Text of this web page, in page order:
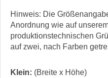
Hinweis: Die
Anordnung wie auf
produktionstechnischen
auf zwei, nach Farben
Klein: (Breite x Höhe)